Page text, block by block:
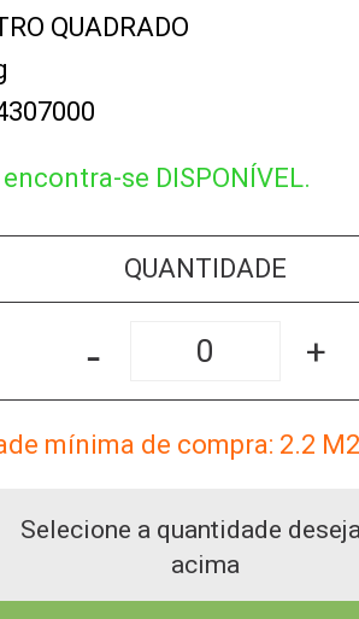
QUADRADO
se DISPONÍVEL.
QUANTIDADE
- +
mínima de compra: 2.2 M2
Selecione a quantidade
acima